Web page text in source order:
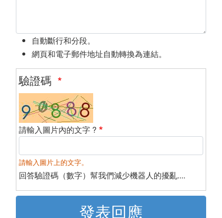
自動斷行和分段。
網頁和電子郵件地址自動轉換為連結。
驗證碼
請輸入圖片內的文字 ?
請輸入圖片上的文字。
回答驗證碼（數字）幫我們減少機器人的擾亂....